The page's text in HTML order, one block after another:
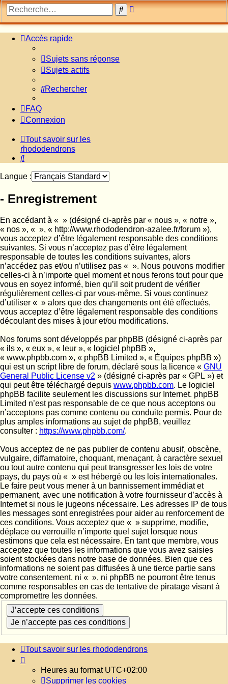
Rechercher
Recherche
Accès rapide
Sujets sans réponse
Sujets actifs
Rechercher
FAQ
Connexion
Tout savoir sur les
rhododendrons
Rechercher
Langue :
- Enregistrement
En accédant à « » (désigné ci-après par « nous », « notre »,
« nos », « », « http://www.rhododendron-azalee.fr/forum »),
vous acceptez d’être légalement responsable des conditions
suivantes. Si vous n’acceptez pas d’être légalement
responsable de toutes les conditions suivantes, alors
n’accédez pas et/ou n’utilisez pas « ». Nous pouvons modifier
celles-ci à n’importe quel moment et nous ferons tout pour que
vous en soyez informé, bien qu’il soit prudent de vérifier
régulièrement celles-ci par vous-même. Si vous continuez
d’utiliser « » alors que des changements ont été effectués,
vous acceptez d’être légalement responsable des conditions
découlant des mises à jour et/ou modifications.
Nos forums sont développés par phpBB (désigné ci-après par
« ils », « eux », « leur », « logiciel phpBB »,
« www.phpbb.com », « phpBB Limited », « Équipes phpBB »)
qui est un script libre de forum, déclaré sous la licence « GNU
General Public License v2 » (désigné ci-après par « GPL ») et
qui peut être téléchargé depuis www.phpbb.com. Le logiciel
phpBB facilite seulement les discussions sur Internet. phpBB
Limited n’est pas responsable de ce que nous acceptons ou
n’acceptons pas comme contenu ou conduite permis. Pour de
plus amples informations au sujet de phpBB, veuillez
consulter : https://www.phpbb.com/.
Vous acceptez de ne pas publier de contenu abusif, obscène,
vulgaire, diffamatoire, choquant, menaçant, à caractère sexuel
ou tout autre contenu qui peut transgresser les lois de votre
pays, du pays où « » est hébergé ou les lois internationales.
Le faire peut vous mener à un bannissement immédiat et
permanent, avec une notification à votre fournisseur d’accès à
Internet si nous le jugeons nécessaire. Les adresses IP de tous
les messages sont enregistrées pour aider au renforcement de
ces conditions. Vous acceptez que « » supprime, modifie,
déplace ou verrouille n’importe quel sujet lorsque nous
estimons que cela est nécessaire. En tant que membre, vous
acceptez que toutes les informations que vous avez saisies
soient stockées dans notre base de données. Bien que ces
informations ne soient pas diffusées à une tierce partie sans
votre consentement, ni « », ni phpBB ne pourront être tenus
comme responsables en cas de tentative de piratage visant à
compromettre les données.
Tout savoir sur les rhododendrons
Heures au format UTC+02:00
Supprimer les cookies